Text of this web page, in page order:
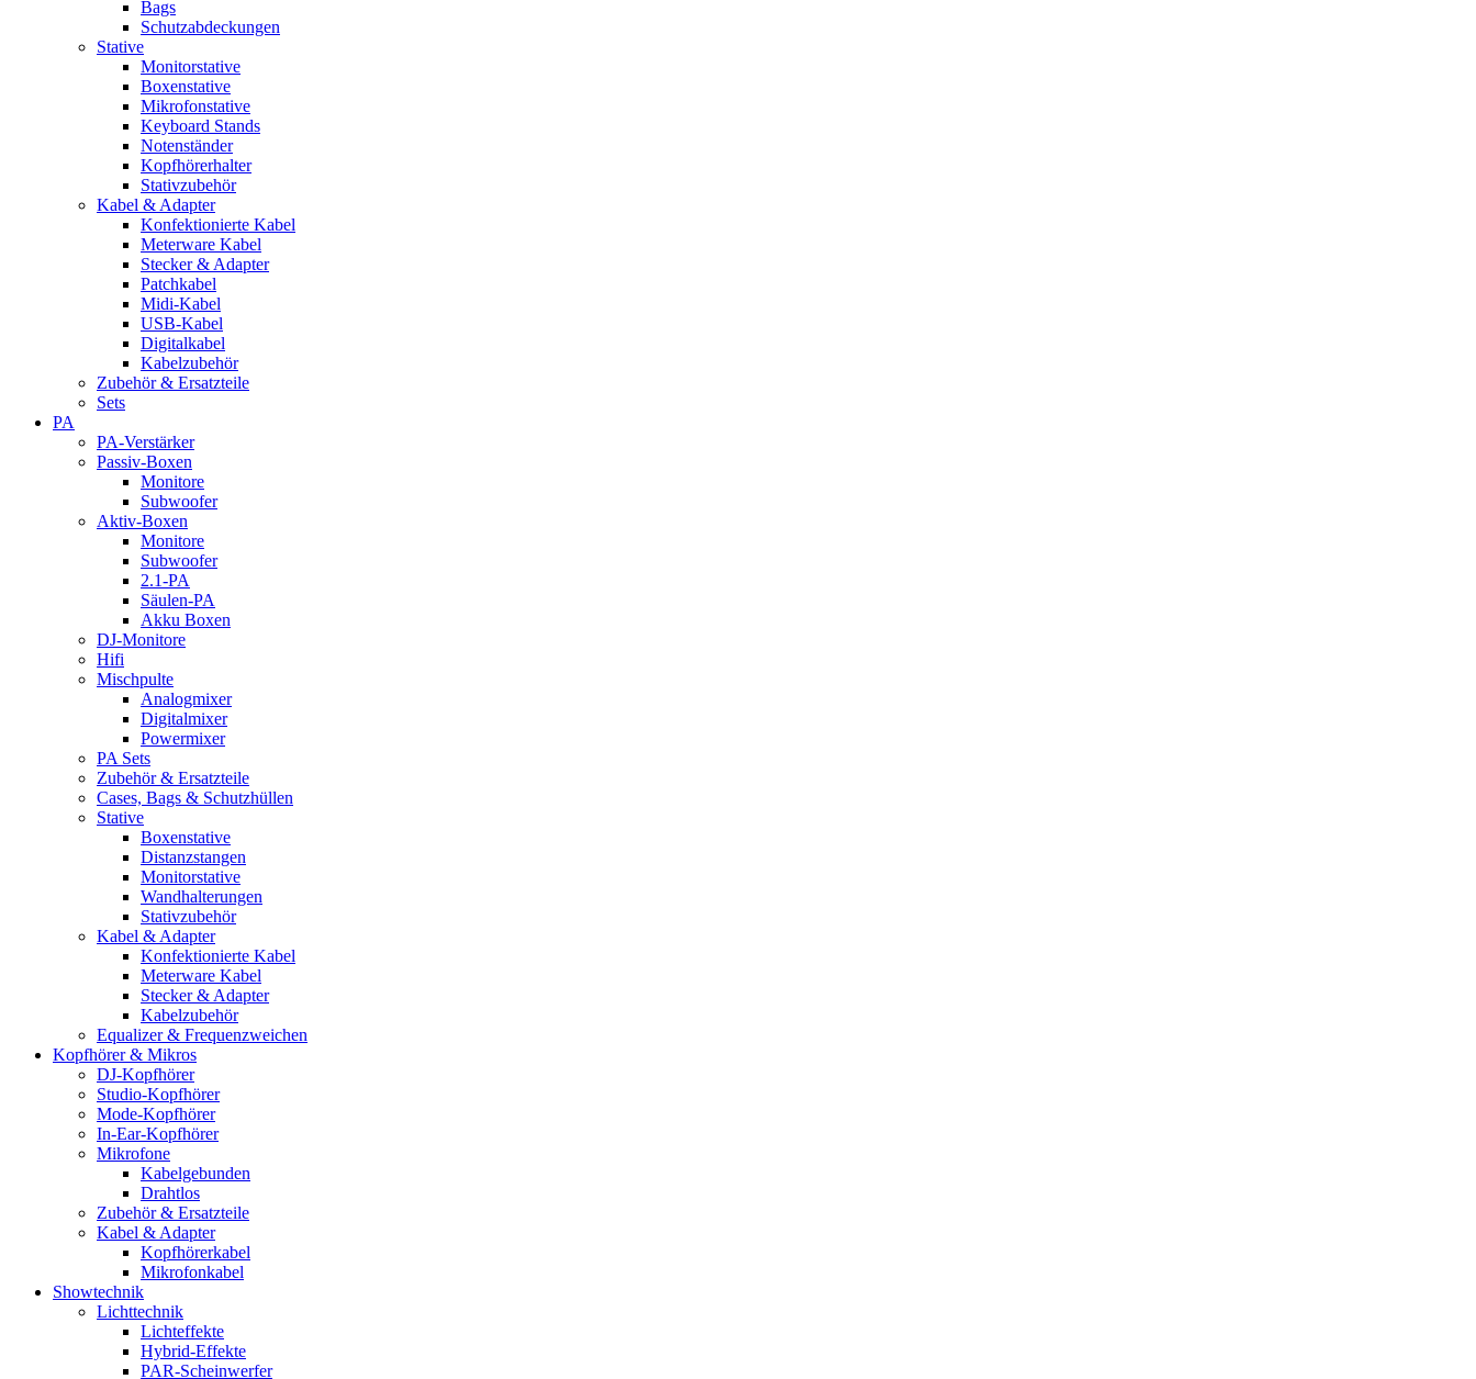
Bags
Schutzabdeckungen
Stative
Monitorstative
Boxenstative
Mikrofonstative
Keyboard Stands
Notenständer
Kopfhörerhalter
Stativzubehör
Kabel & Adapter
Konfektionierte Kabel
Meterware Kabel
Stecker & Adapter
Patchkabel
Midi-Kabel
USB-Kabel
Digitalkabel
Kabelzubehör
Zubehör & Ersatzteile
Sets
PA
PA-Verstärker
Passiv-Boxen
Monitore
Subwoofer
Aktiv-Boxen
Monitore
Subwoofer
2.1-PA
Säulen-PA
Akku Boxen
DJ-Monitore
Hifi
Mischpulte
Analogmixer
Digitalmixer
Powermixer
PA Sets
Zubehör & Ersatzteile
Cases, Bags & Schutzhüllen
Stative
Boxenstative
Distanzstangen
Monitorstative
Wandhalterungen
Stativzubehör
Kabel & Adapter
Konfektionierte Kabel
Meterware Kabel
Stecker & Adapter
Kabelzubehör
Equalizer & Frequenzweichen
Kopfhörer & Mikros
DJ-Kopfhörer
Studio-Kopfhörer
Mode-Kopfhörer
In-Ear-Kopfhörer
Mikrofone
Kabelgebunden
Drahtlos
Zubehör & Ersatzteile
Kabel & Adapter
Kopfhörerkabel
Mikrofonkabel
Showtechnik
Lichttechnik
Lichteffekte
Hybrid-Effekte
PAR-Scheinwerfer